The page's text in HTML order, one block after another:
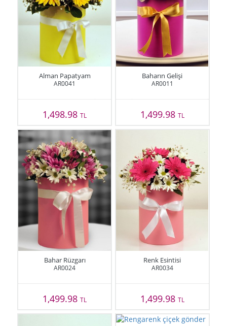
Alman Papatyam
AR0041
1,498.98TL
Baharın Gelişi
AR0011
1,499.98 TL
Bahar Rüzgarı
AR0024
1,499.98TL
Renk Esintisi
AR0034
1,499.98 TL